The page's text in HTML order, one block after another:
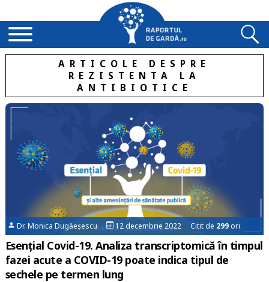
ARTICOLE DESPRE
REZISTENTA LA
ANTIBIOTICE
Dr. Monica Dugăeșescu 12 decembrie 2022 Citit de 299ori
Esențial Covid-19. Analiza transcriptomică în timpul
fazei acute a COVID-19 poate indica tipul de
sechele pe termen lung